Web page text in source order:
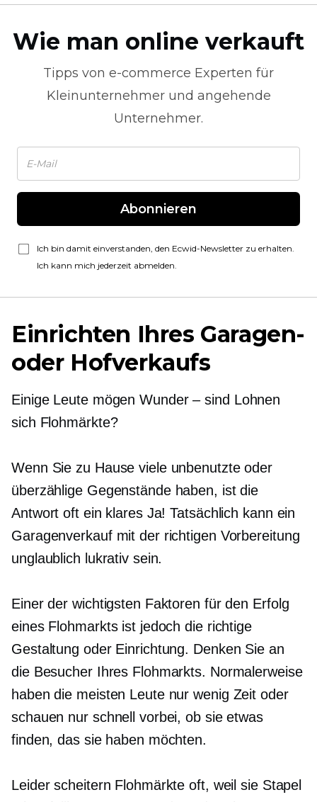
Wie man online verkauft
Tipps von e-commerce Experten für
Kleinunternehmer und angehende
Unternehmer.
Abonnieren
Ich bin damit einverstanden, den Ecwid-Newsletter zu erhalten.
Ich kann mich jederzeit abmelden.
Einrichten Ihres Garagen-
oder Hofverkaufs
Einige Leute mögenWunder – sind Lohnen
sich Flohmärkte?
Wenn Sie zu Hause viele unbenutzte oder
überzählige Gegenstände haben, ist die
Antwort oft ein klares Ja! Tatsächlich kann ein
Garagenverkauf mit der richtigen Vorbereitung
unglaublich lukrativ sein.
Einer der wichtigsten Faktoren für den Erfolg
eines Flohmarkts ist jedoch die richtige
Gestaltung oder Einrichtung. Denken Sie an
die Besucher Ihres Flohmarkts. Normalerweise
haben die meisten Leute nur wenig Zeit oder
schauen nur schnell vorbei, ob sie etwas
finden, das sie haben möchten.
Leider scheitern Flohmärkte oft, weil sie Stapel